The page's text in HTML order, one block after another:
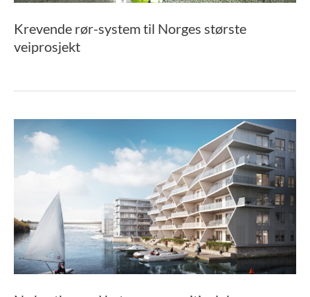
Krevende rør-system til Norges største
veiprosjekt